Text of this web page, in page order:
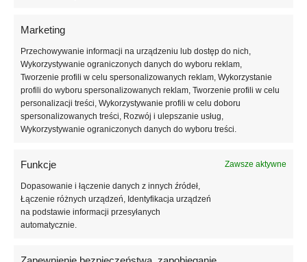
Marketing
Przechowywanie informacji na urządzeniu lub dostęp do nich,
Wykorzystywanie ograniczonych danych do wyboru reklam,
Tworzenie profili w celu spersonalizowanych reklam, Wykorzystanie
profili do wyboru spersonalizowanych reklam, Tworzenie profili w celu
personalizacji treści, Wykorzystywanie profili w celu doboru
spersonalizowanych treści, Rozwój i ulepszanie usług,
Wykorzystywanie ograniczonych danych do wyboru treści.
Funkcje Zawsze aktywne
Dopasowanie i łączenie danych z innych źródeł,
Łączenie różnych urządzeń, Identyfikacja urządzeń
na podstawie informacji przesyłanych
automatycznie.
Istotne cechy produktu:
Deklarowany współczynnik przewodzenia ciepła: ≤ 0,040
[W/(m.K)]
Wytrzymałość na zginanie: ≥ 100 kPa
Wytrzymałość na rozrywanie ≥ 100 kPa,
Oznaczenie zgodnie z normą EPS-EN 13163-T1-L2-W2- Sb5-P5-
Karta techniczna:
Pobierz
Deklaracja właściwości użytkowych:
Pobierz
Wszystkie produkty fasadowe marki STYROPMIN posiadają